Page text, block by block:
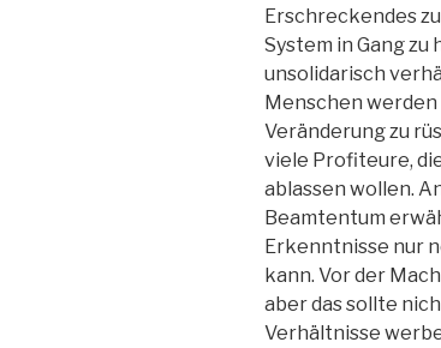
Erschreckendes
System in Gang
unsolidarisch
Menschen
Veränderung zu
viele Profiteure,
ablassen wollen.
Beamtentum
Erkenntnisse nur
kann. Vor der
aber das sollte
Verhältnisse